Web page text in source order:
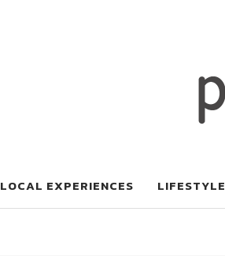
LOCAL EXPERIENCES LIFESTYLE